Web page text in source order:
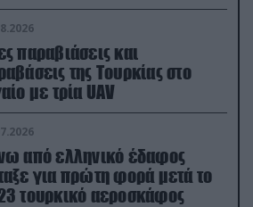
παραβιάσεις και
της Τουρκίας στο
με τρία UAV
από ελληνικό έδαφος
για πρώτη φορά μετά το
τουρκικό αεροσκάφος